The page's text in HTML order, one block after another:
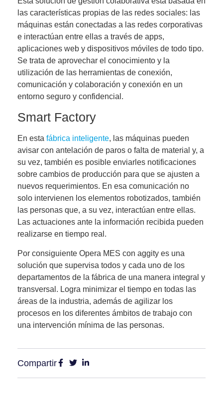
las características propias de las redes sociales: las
máquinas están conectadas a las redes corporativas
e interactúan entre ellas a través de apps,
aplicaciones web y dispositivos móviles de todo tipo.
Se trata de aprovechar el conocimiento y la
utilización de las herramientas de conexión,
comunicación y colaboración y conexión en un
entorno seguro y confidencial.
Smart Factory
En esta fábrica inteligente, las máquinas pueden
avisar con antelación de paros o falta de material y, a
su vez, también es posible enviarles notificaciones
sobre cambios de producción para que se ajusten a
nuevos requerimientos. En esa comunicación no
solo intervienen los elementos robotizados, también
las personas que, a su vez, interactúan entre ellas.
Las actuaciones ante la información recibida pueden
realizarse en tiempo real .
Por consiguiente Opera MES con aggity es una
solución que supervisa todos y cada uno de los
departamentos de la fábrica de una manera integral y
transversal . Logra minimizar el tiempo en todas las
áreas de la industria, además de agilizar los
procesos en los diferentes ámbitos de trabajo con
una intervención mínima de las personas.
Compartir